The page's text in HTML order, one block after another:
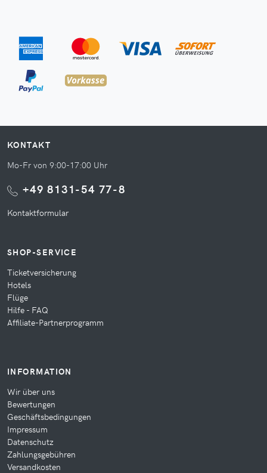
KONTAKT
Mo-Fr von 9:00-17:00 Uhr
+49 8131-54 77-8
Kontaktformular
SHOP-SERVICE
Ticketversicherung
Hotels
Flüge
Hilfe - FAQ
Affiliate-Partnerprogramm
INFORMATION
Wir über uns
Bewertungen
Geschäftsbedingungen
Impressum
Datenschutz
Zahlungsgebühren
Versandkosten